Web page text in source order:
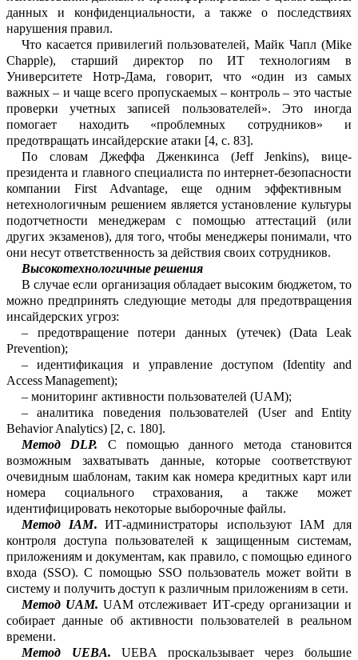
данных и конфиденциальности, а также о последствиях
нарушения правил.
Что касается привилегий пользователей, МайкЧапл (Mike
Chapple), старший директор поИТ технологиям в
Университете Нотр-Дама, говорит, что «один из самых
важных – и чаще всего пропускаемых – контроль – это частые
проверки учетных записей пользователей». Это иногда
помогает находить «проблемных сотрудников» и
предотвращать инсайдерские атаки [4, с. 83].
По словам Джеффа Дженкинса (Jeff Jenkins), вице-
президента и главного специалиста поинтернет-безопасности
компании First Advantage, еще одним эффективным
нетехнологичным решением является установление культуры
подотчетности менеджерам с помощью аттестаций (или
других экзаменов), для того, чтобы менеджеры понимали, что
они несут ответственность за действия своих сотрудников.
Высокотехнологичные решения
В случае если организация обладает высоким бюджетом, то
можно предпринять следующие методы для предотвращения
инсайдерских угроз:
–
предотвращениепотери данных (утечек) (Data
Leak
Prevention);
–
идентификация и управление доступом (Identity
and
AccessManagement);
– мониторинг активности пользователей (UAM);
–
аналитика поведения пользователей (User and
Entity
Behavior Analytics) [2, с. 180].
Метод DLP. С помощью данного метода становится
возможным захватывать данные, которые соответствуют
очевидным шаблонам, таким как номера кредитных карт или
номера социального страхования, а также может
идентифицировать некоторые выборочные файлы.
Метод IAM. ИТ-администраторы используют IAM для
контроля доступа пользователей к защищенным системам,
приложениям и документам, как правило, с помощью единого
входа (SSO). С помощью SSO пользователь может войти в
систему и получить доступ к различным приложениям в сети.
Метод UAM.UAM отслеживает ИТ-средуорганизации и
собирает данные об активности пользователей в реальном
времени.
Метод UEBA.UEBA проскальзывает через большие